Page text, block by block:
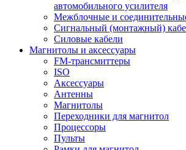
автомобильного усилителя
Межблочные и
Сигнальный (монтажный)
Силовые кабели
Магнитолы и аксессуары
FM-трансмиттеры
ISO
Аксессуары
Антенны
Магнитолы
Переходники для магнитол
Процессоры
Пульты